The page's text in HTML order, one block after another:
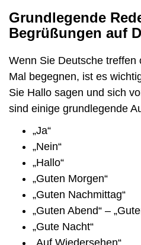
Grundlegende
Begrüßungen auf
Wenn Sie Deutsche treffen
Mal begegnen, ist es
Sie Hallo sagen und sich
sind einige grundlegende
„Ja“
„Nein“
„Hallo“
„Guten Morgen“
„Guten Nachmittag“
„Guten Abend“ –
„Gute Nacht“
„Auf Wiedersehen“